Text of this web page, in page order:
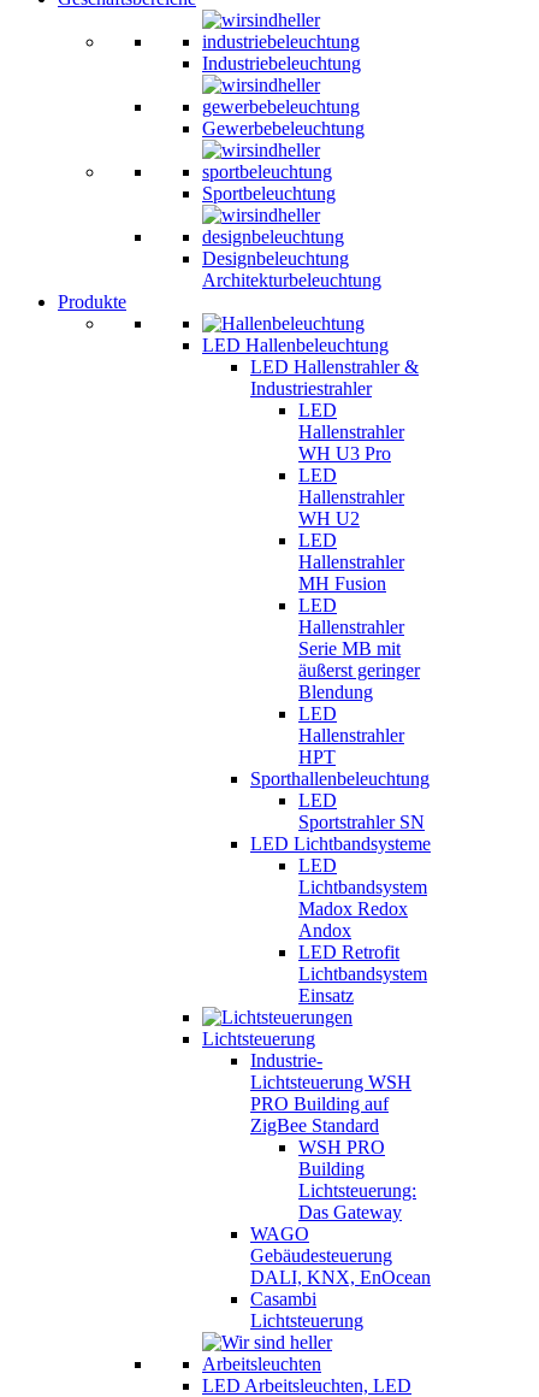
Industriebeleuchtung
Gewerbebeleuchtung
Sportbeleuchtung
Designbeleuchtung
Architekturbeleuchtung
Produkte
LED Hallenbeleuchtung
LED Hallenstrahler &
Industriestrahler
LED
Hallenstrahler
WH U3 Pro
LED
Hallenstrahler
WH U2
LED
Hallenstrahler
MH Fusion
LED
Hallenstrahler
Serie MB mit
äußerst geringer
Blendung
LED
Hallenstrahler
HPT
Sporthallenbeleuchtung
LED
Sportstrahler SN
LED Lichtbandsysteme
LED
Lichtbandsystem
Madox Redox
Andox
LED Retrofit
Lichtbandsystem
Einsatz
Lichtsteuerung
Industrie-
Lichtsteuerung WSH
PRO Building auf
ZigBee Standard
WSH PRO
Building
Lichtsteuerung:
Das Gateway
WAGO
Gebäudesteuerung
DALI, KNX, EnOcean
Casambi
Lichtsteuerung
LED Arbeitsleuchten, LED